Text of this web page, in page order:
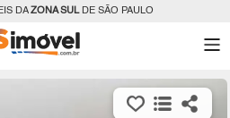
DAZONA SULDE SÃO PAULO